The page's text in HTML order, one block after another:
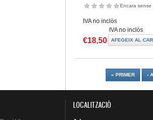
Encara sense
IVA no inclòs
IVA no inclòs
€18,50
« PRIMER ‹
LOCALITZACIÓ